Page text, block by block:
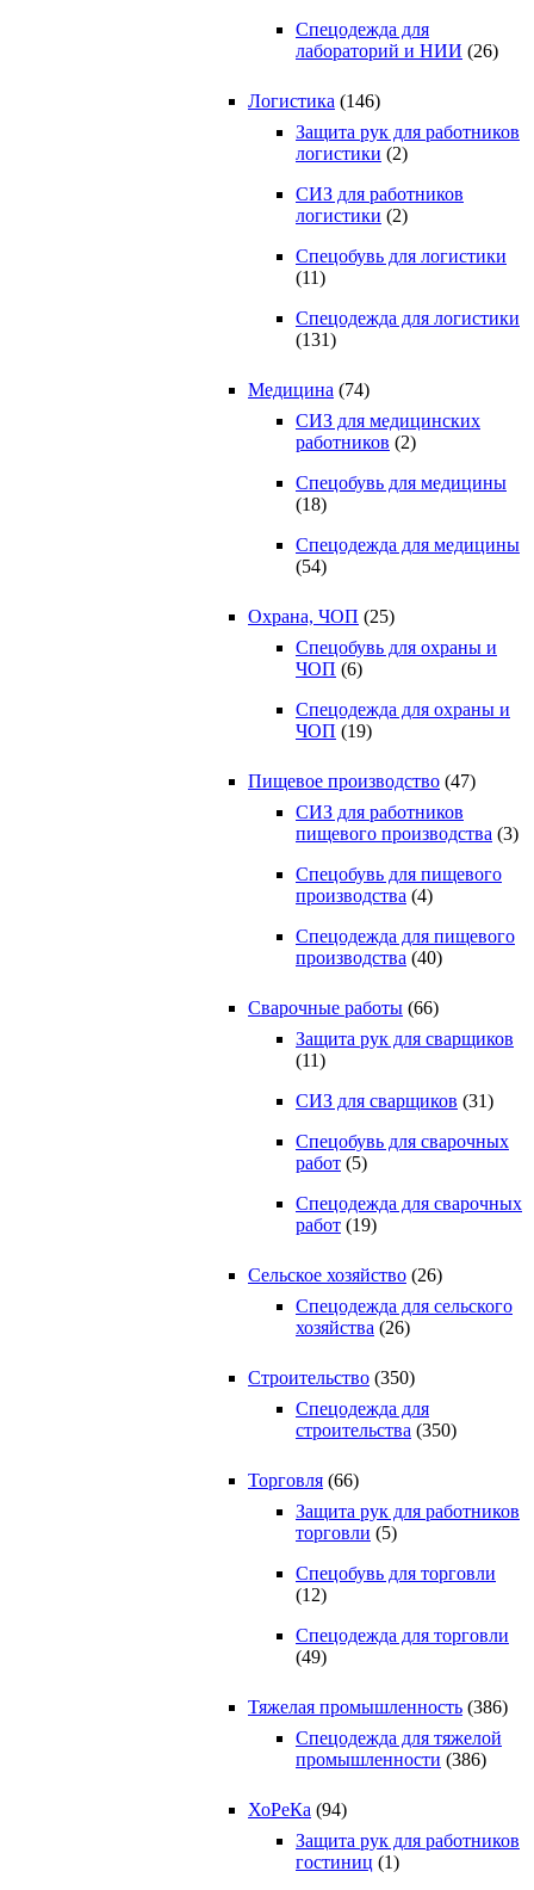
Спецодежда для
лабораторий и НИИ (26)
Логистика (146)
Защита рук для работников
логистики (2)
СИЗ для работников
логистики (2)
Спецобувь для логистики
(11)
Спецодежда для логистики
(131)
Медицина (74)
СИЗ для медицинских
работников (2)
Спецобувь для медицины
(18)
Спецодежда для медицины
(54)
Охрана, ЧОП (25)
Спецобувь для охраны и
ЧОП (6)
Спецодежда для охраны и
ЧОП (19)
Пищевое производство (47)
СИЗ для работников
пищевого производства (3)
Спецобувь для пищевого
производства (4)
Спецодежда для пищевого
производства (40)
Сварочные работы (66)
Защита рук для сварщиков
(11)
СИЗ для сварщиков (31)
Спецобувь для сварочных
работ (5)
Спецодежда для сварочных
работ (19)
Сельское хозяйство (26)
Спецодежда для сельского
хозяйства (26)
Строительство (350)
Спецодежда для
строительства (350)
Торговля (66)
Защита рук для работников
торговли (5)
Спецобувь для торговли
(12)
Спецодежда для торговли
(49)
Тяжелая промышленность (386)
Спецодежда для тяжелой
промышленности (386)
ХоРеКа (94)
Защита рук для работников
гостиниц (1)